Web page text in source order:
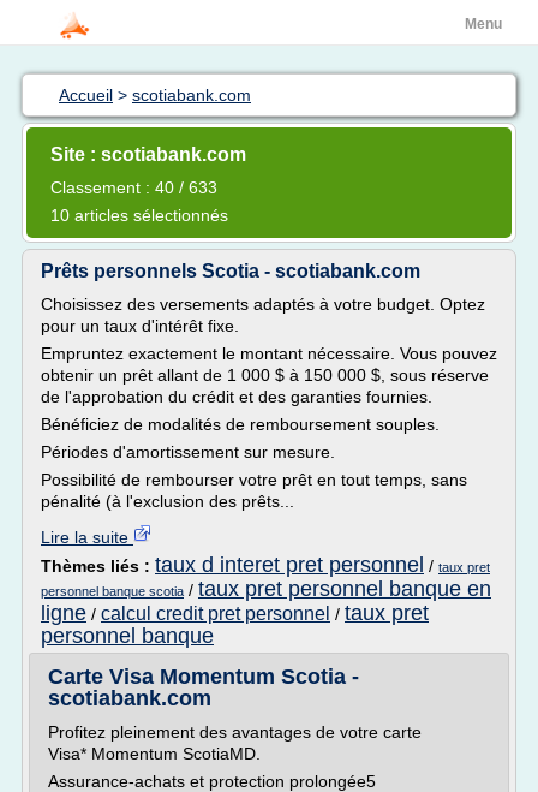
Menu
Accueil > scotiabank.com
Site : scotiabank.com
Classement : 40 / 633
10 articles sélectionnés
Prêts personnels Scotia - scotiabank.com
Choisissez des versements adaptés à votre budget. Optez
pour un taux d'intérêt fixe.
Empruntez exactement le montant nécessaire. Vous pouvez
obtenir un prêt allant de 1 000 $ à 150 000 $, sous réserve
de l'approbation du crédit et des garanties fournies.
Bénéficiez de modalités de remboursement souples.
Périodes d'amortissement sur mesure.
Possibilité de rembourser votre prêt en tout temps, sans
pénalité (à l'exclusion des prêts...
Lire la suite
Thèmes liés : taux d interet pret personnel / taux pret
personnel banque scotia / taux pret personnel banque en
ligne / calcul credit pret personnel / taux pret
personnel banque
Carte Visa Momentum Scotia -
scotiabank.com
Profitez pleinement des avantages de votre carte
Visa* Momentum ScotiaMD.
Assurance-achats et protection prolongée5